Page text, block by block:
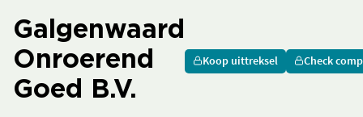
Galgenwaard
Onroerend
Goed B.V.
Koop uittreksel Check